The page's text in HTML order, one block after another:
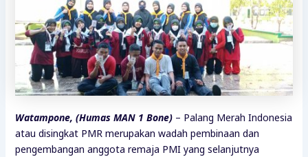
Watampone, (Humas MAN 1 Bone)– Palang Merah Indonesia
atau disingkat PMR merupakan wadah pembinaan dan
pengembangan anggota remaja PMI yang selanjutnya